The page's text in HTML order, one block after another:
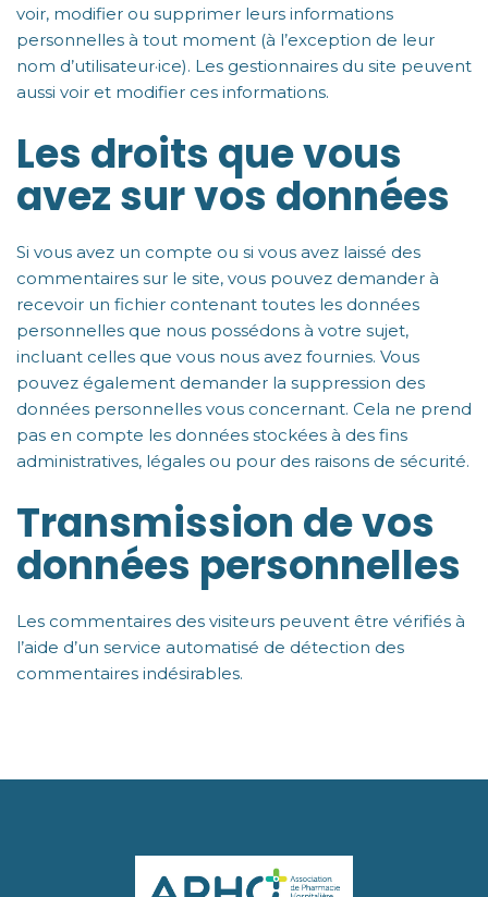
voir, modifier ou supprimer leurs informations
personnelles à tout moment (à l’exception de leur
nom d’utilisateur·ice). Les gestionnaires du site peuvent
aussi voir et modifier ces informations.
Les droits que vous
avez sur vos données
Si vous avez un compte ou si vous avez laissé des
commentaires sur le site, vous pouvez demander à
recevoir un fichier contenant toutes les données
personnelles que nous possédons à votre sujet,
incluant celles que vous nous avez fournies. Vous
pouvez également demander la suppression des
données personnelles vous concernant. Cela ne prend
pas en compte les données stockées à des fins
administratives, légales ou pour des raisons de sécurité.
Transmission de vos
données personnelles
Les commentaires des visiteurs peuvent être vérifiés à
l’aide d’un service automatisé de détection des
commentaires indésirables.